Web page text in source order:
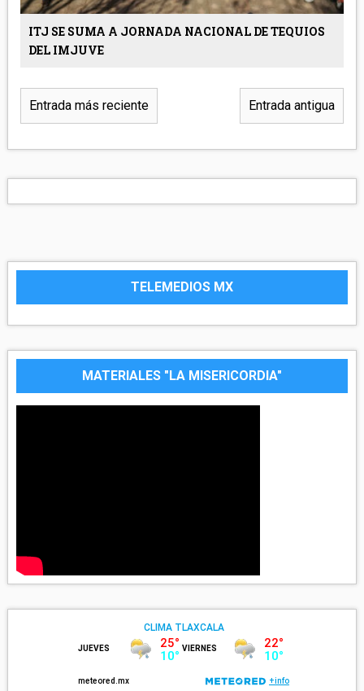
ITJ SE SUMA A JORNADA NACIONAL DE TEQUIOS
DEL IMJUVE
Entrada más reciente Entrada antigua
TELEMEDIOS MX
MATERIALES "LA MISERICORDIA"